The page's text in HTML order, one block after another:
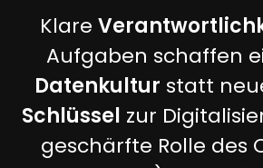
Klare
Aufgaben schaffen
Datenkultur statt
Schlüssel zur
geschärfte Rolle des